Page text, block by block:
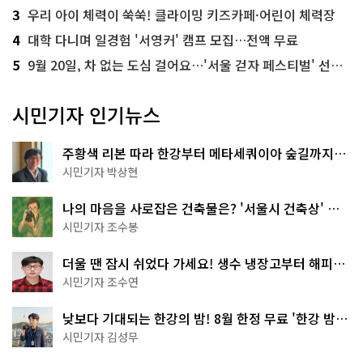
3 우리 아이 체력이 쑥쑥! 클라이밍 키즈카페·어린이 체력장
4 대학 다니며 일경험 '서영커' 캠프 모집…전액 무료
5 9월 20일, 차 없는 도심 걸어요…'서울 걷자 페스티벌' 선착순 5천명
시민기자 인기뉴스
주황색 리본 따라 한강부터 메타세쿼이아 숲길까지…
서울둘레길 15코스
시민기자 박상현
나의 마음을 사로잡은 건축물은? '서울시 건축상' 수
상작 공개!
시민기자 조수봉
더울 땐 잠시 쉬었다 가세요! 생수 냉장고부터 해피소
·무더위쉼터까지
시민기자 조수연
낮보다 기대되는 한강의 밤! 8월 한정 무료 '한강 밤
핑' 예약은?
시민기자 김성무